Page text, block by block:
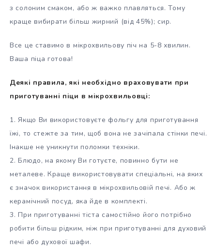
з солоним смаком, або ж важко плавляться. Тому
краще вибирати більш жирний (від 45%); сир.
Все це ставимо в мікрохвильову піч на 5-8 хвилин.
Ваша піца готова!
Деякі правила, які необхідно враховувати при
приготуванні піци в мікрохвильовці:
1. Якщо Ви використовуєте фольгу для приготування
їжі, то стежте за тим, щоб вона не зачіпала стінки печі.
Інакше не уникнути поломки техніки.
2. Блюдо, на якому Ви готуєте, повинно бути не
металеве. Краще використовувати спеціальні, на яких
є значок використання в мікрохвильовій печі. Або ж
керамічний посуд, яка йде в комплекті.
3. При приготуванні тіста самостійно його потрібно
робити більш рідким, ніж при приготуванні для духовий
печі або духової шафи.